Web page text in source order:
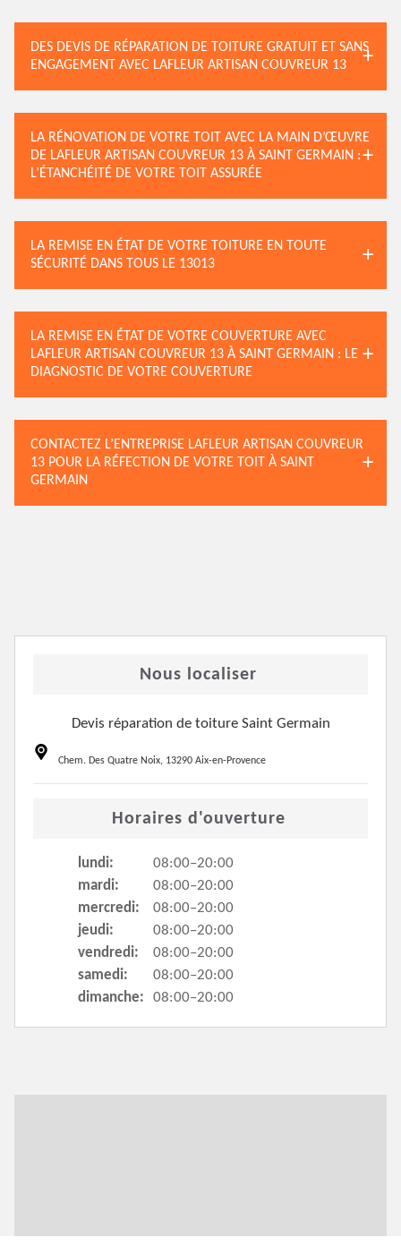
DES DEVIS DE RÉPARATION DE TOITURE GRATUIT ET SANS
ENGAGEMENT AVEC LAFLEUR ARTISAN COUVREUR 13
LA RÉNOVATION DE VOTRE TOIT AVEC LA MAIN D’ŒUVRE
DE LAFLEUR ARTISAN COUVREUR 13 À SAINT GERMAIN :
L’ÉTANCHÉITÉ DE VOTRE TOIT ASSURÉE
LA REMISE EN ÉTAT DE VOTRE TOITURE EN TOUTE
SÉCURITÉ DANS TOUS LE 13013
LA REMISE EN ÉTAT DE VOTRE COUVERTURE AVEC
LAFLEUR ARTISAN COUVREUR 13 À SAINT GERMAIN : LE
DIAGNOSTIC DE VOTRE COUVERTURE
CONTACTEZ L’ENTREPRISE LAFLEUR ARTISAN COUVREUR
13 POUR LA RÉFECTION DE VOTRE TOIT À SAINT
GERMAIN
Nous localiser
Devis réparation de toiture Saint Germain
Chem. Des Quatre Noix, 13290 Aix-en-Provence
Horaires d'ouverture
lundi:
08:00–20:00
mardi:
08:00–20:00
mercredi:
08:00–20:00
jeudi:
08:00–20:00
vendredi:
08:00–20:00
samedi:
08:00–20:00
dimanche:
08:00–20:00